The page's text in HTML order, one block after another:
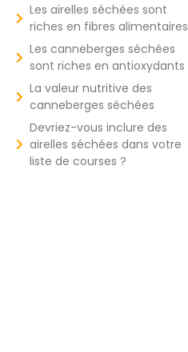
Les airelles séchées sont
riches en fibres alimentaires
Les canneberges séchées
sont riches en antioxydants
La valeur nutritive des
canneberges séchées
Devriez-vous inclure des
airelles séchées dans votre
liste de courses ?